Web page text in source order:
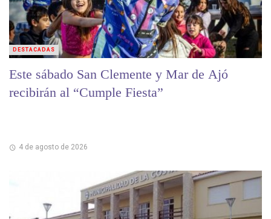
Este sábado San Clemente y Mar de Ajó
recibirán al “Cumple Fiesta”
4 de agosto de 2026
DESTACADAS